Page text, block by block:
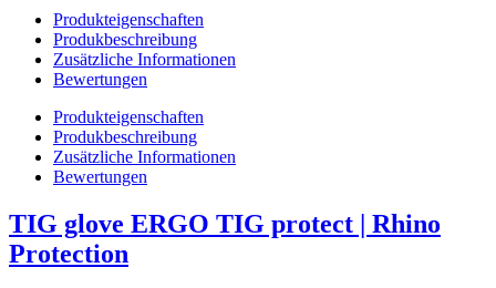
Produkteigenschaften
Produkbeschreibung
Zusätzliche Informationen
Bewertungen
Produkteigenschaften
Produkbeschreibung
Zusätzliche Informationen
Bewertungen
TIG glove ERGO TIG protect | Rhino
Protection